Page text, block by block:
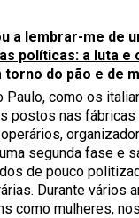
a lembrar-me de
políticas: a luta e
torno do pão e de
Paulo, como os
postos nas
segunda fase e
de pouco
Durante vários
como mulheres,